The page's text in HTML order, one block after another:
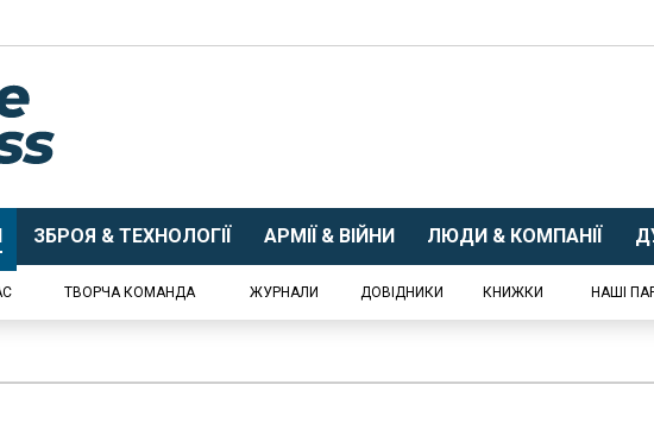
ЗБРОЯ & ТЕХНОЛОГІЇ АРМІЇ & ВІЙНИ ЛЮДИ & КОМПАНІЇ
ТВОРЧА КОМАНДА ЖУРНАЛИ ДОВІДНИКИ КНИЖКИ НАШІ